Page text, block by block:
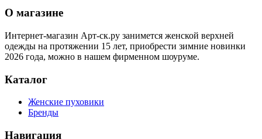
О магазине
Интернет-магазин Арт-ск.ру занимется женской верхней
одежды на протяжении 15 лет, приобрести зимние новинки
2026 года, можно в нашем фирменном шоуруме.
Каталог
Женские пуховики
Бренды
Навигация